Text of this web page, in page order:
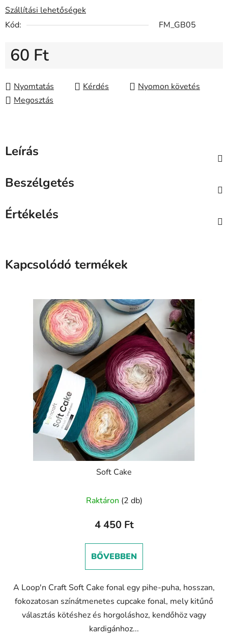
Szállítási lehetőségek
Kód:
FM_GB05
60 Ft
Nyomtatás
Kérdés
Nyomon követés
Megosztás
Leírás
Beszélgetés
Értékelés
Kapcsolódó termékek
Soft Cake
Raktáron (2 db)
4 450 Ft
BŐVEBBEN
A Loop'n Craft Soft Cake fonal egy pihe-puha, hosszan,
fokozatosan színátmenetes cupcake fonal, mely kitűnő
választás kötéshez és horgoláshoz, kendőhöz vagy
kardigánhoz...